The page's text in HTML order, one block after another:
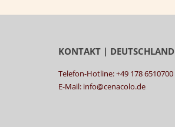
KONTAKT | DEUTSCHLAND
Telefon-Hotline: +49 178 6510700
E-Mail: info@cenacolo.de